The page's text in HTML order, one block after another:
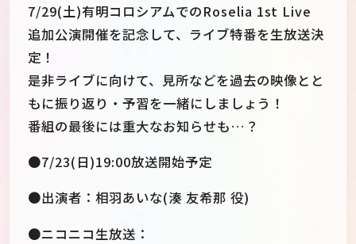
Schedule About
Goods
7/29(土)有明コロシアムでのRoselia 1st Live
追加公演開催を記念して、ライブ特番を生放送決
定！
是非ライブに向けて、見所などを過去の映像とと
もに振り返り・予習を一緒にしましょう！
番組の最後には重大なお知らせも…？
●7/23(日)19:00放送開始予定
●出演者：相羽あいな(湊 友希那 役)
●ニコニコ生放送：